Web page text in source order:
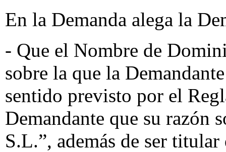
En la Demanda alega la
- Que el Nombre de
sobre la que la
sentido previsto por el
Demandante que su razón
S.L.”, además de ser